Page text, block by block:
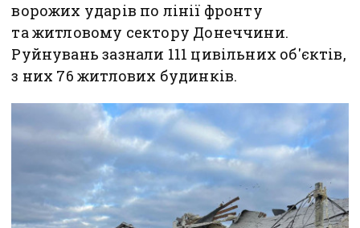
ворожих ударів по лінії фронту
та житловому сектору Донеччини.
Руйнувань зазнали 111 цивільних об'єктів,
з них 76 житлових будинків.